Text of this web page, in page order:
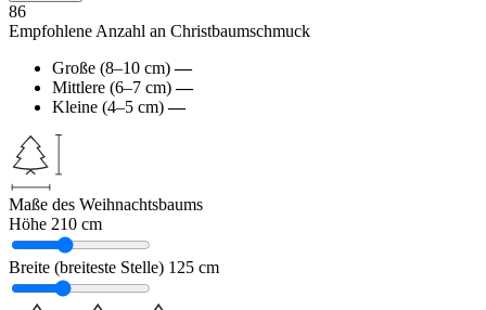
86
Empfohlene Anzahl an Christbaumschmuck
Große (8–10 cm) —
Mittlere (6–7 cm) —
Kleine (4–5 cm) —
Maße des Weihnachtsbaums
Höhe 210 cm
Breite (breiteste Stelle) 125 cm